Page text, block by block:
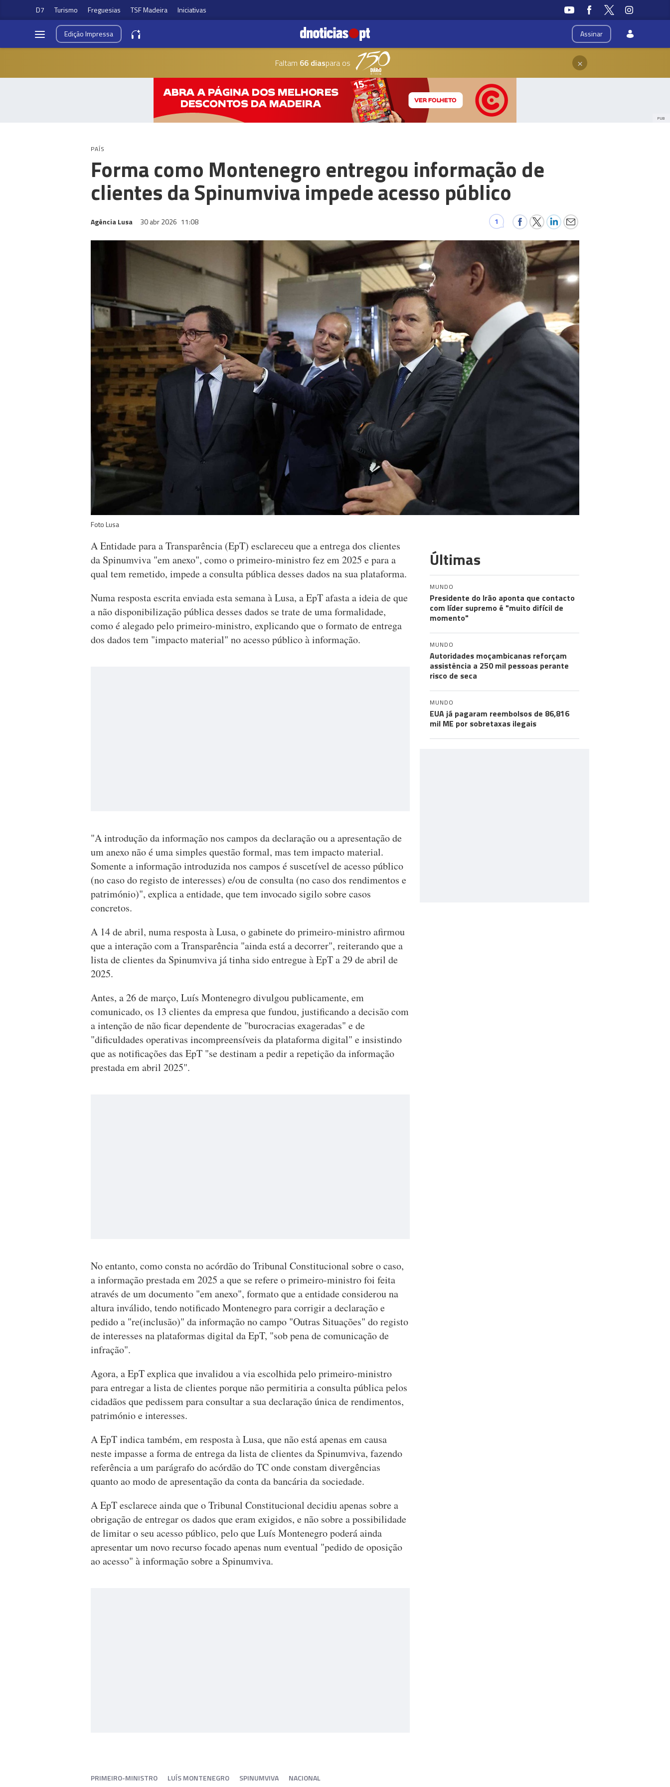
D7 Turismo Freguesias TSF Madeira Iniciativas
Assinar
EdiçãoImpressa
Faltam 66 diaspara os ×
PUB
PAÍS
Forma como Montenegro entregou informação de
clientes da Spinumviva impede acesso público
Agência Lusa 30 abr 2026 11:08 1
Foto Lusa
A Entidade para a Transparência (EpT) esclareceu que a entrega dos clientes
da Spinumviva "em anexo", como o primeiro-ministro fez em 2025 e para a
qual tem remetido, impede a consulta pública desses dados na sua plataforma.
Numa resposta escrita enviada esta semana à Lusa, a EpT afasta a ideia de que
a não disponibilização pública desses dados se trate de uma formalidade,
como é alegado pelo primeiro-ministro, explicando que o formato de entrega
dos dados tem "impacto material" no acesso público à informação.
"A introdução da informação nos campos da declaração ou a apresentação de
um anexo não é uma simples questão formal, mas tem impacto material.
Somente a informação introduzida nos campos é suscetível de acesso público
(no caso do registo de interesses) e/ou de consulta (no caso dos rendimentos e
património)", explica a entidade, que tem invocado sigilo sobre casos
concretos.
A 14 de abril, numa resposta à Lusa, o gabinete do primeiro-ministro afirmou
que a interação com a Transparência "ainda está a decorrer", reiterando que a
lista de clientes da Spinumviva já tinha sido entregue à EpT a 29 de abril de
2025.
Antes, a 26 de março, Luís Montenegro divulgou publicamente, em
comunicado, os 13 clientes da empresa que fundou, justificando a decisão com
a intenção de não ficar dependente de "burocracias exageradas" e de
"dificuldades operativas incompreensíveis da plataforma digital" e insistindo
que as notificações das EpT "se destinam a pedir a repetição da informação
prestada em abril 2025".
No entanto, como consta no acórdão do Tribunal Constitucional sobre o caso,
a informação prestada em 2025 a que se refere o primeiro-ministro foi feita
através de um documento "em anexo", formato que a entidade considerou na
altura inválido, tendo notificado Montenegro para corrigir a declaração e
pedido a "re(inclusão)" da informação no campo "Outras Situações" do registo
de interesses na plataformas digital da EpT, "sob pena de comunicação de
infração".
Agora, a EpT explica que invalidou a via escolhida pelo primeiro-ministro
para entregar a lista de clientes porque não permitiria a consulta pública pelos
cidadãos que pedissem para consultar a sua declaração única de rendimentos,
património e interesses.
A EpT indica também, em resposta à Lusa, que não está apenas em causa
neste impasse a forma de entrega da lista de clientes da Spinumviva, fazendo
referência a um parágrafo do acórdão do TC onde constam divergências
quanto ao modo de apresentação da conta da bancária da sociedade.
A EpT esclarece ainda que o Tribunal Constitucional decidiu apenas sobre a
obrigação de entregar os dados que eram exigidos, e não sobre a possibilidade
de limitar o seu acesso público, pelo que Luís Montenegro poderá ainda
apresentar um novo recurso focado apenas num eventual "pedido de oposição
ao acesso" à informação sobre a Spinumviva.
PRIMEIRO-MINISTRO LUÍS MONTENEGRO SPINUMVIVA NACIONAL
Últimas
MUNDO
Presidente do Irão aponta que contacto
com líder supremo é "muito difícil de
momento"
MUNDO
Autoridades moçambicanas reforçam
assistência a 250 mil pessoas perante
risco de seca
MUNDO
EUA já pagaram reembolsos de 86,816
mil ME por sobretaxas ilegais